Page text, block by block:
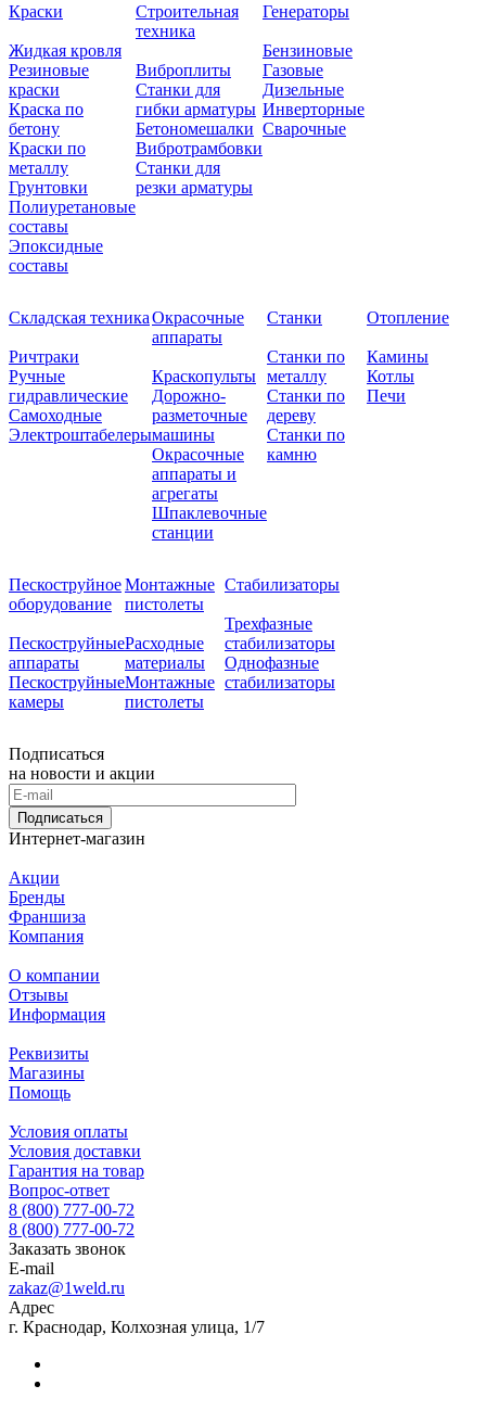
Краски
Жидкая кровля
Резиновые
краски
Краска по
бетону
Краски по
металлу
Грунтовки
Полиуретановые
составы
Эпоксидные
составы
Строительная
техника
Виброплиты
Станки для
гибки арматуры
Бетономешалки
Вибротрамбовки
Станки для
резки арматуры
Генераторы
Бензиновые
Газовые
Дизельные
Инверторные
Сварочные
Складская техника
Ричтраки
Ручные
гидравлические
Самоходные
Электроштабелеры
Окрасочные
аппараты
Краскопульты
Дорожно-
разметочные
машины
Окрасочные
аппараты и
агрегаты
Шпаклевочные
станции
Станки
Станки по
металлу
Станки по
дереву
Станки по
камню
Отопление
Камины
Котлы
Печи
Пескоструйное
оборудование
Пескоструйные
аппараты
Пескоструйные
камеры
Монтажные
пистолеты
Расходные
материалы
Монтажные
пистолеты
Стабилизаторы
Трехфазные
стабилизаторы
Однофазные
стабилизаторы
Подписаться
на новости и акции
Подписаться
Интернет-магазин
Акции
Бренды
Франшиза
Компания
О компании
Отзывы
Информация
Реквизиты
Магазины
Помощь
Условия оплаты
Условия доставки
Гарантия на товар
Вопрос-ответ
8 (800) 777-00-72
8 (800) 777-00-72
Заказать звонок
E-mail
zakaz@1weld.ru
Адрес
г. Краснодар, Колхозная улица, 1/7